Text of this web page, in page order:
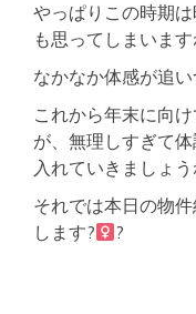
やっぱりこの時期
も思ってしまいます
なかなか体感が追
これから年末に向
が、無理しすぎて
入れていきましょう
それでは本日の物
します?‍
?